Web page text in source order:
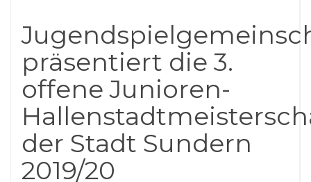
präsentiert die 3.
offene Junioren-
der Stadt Sundern
2019/20